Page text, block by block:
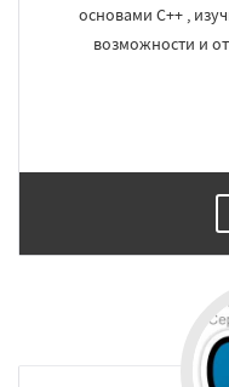
основами C++ ,
возможности и